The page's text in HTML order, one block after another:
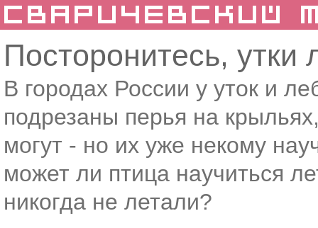
Посторонитесь, утки
В городах России у уток и
подрезаны перья на
могут - но их уже некому
может ли птица научиться
никогда не летали?